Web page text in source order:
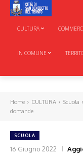
CULTURA
IN COMUNE
Home CULTURA Scuola
domande
SCUOLA
16 Giugno 2022